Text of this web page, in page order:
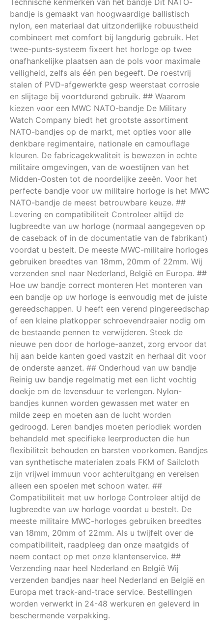
Technische kenmerken van het bandje Dit NATO-
bandje is gemaakt van hoogwaardige ballistisch
nylon, een materiaal dat uitzonderlijke robuustheid
combineert met comfort bij langdurig gebruik. Het
twee-punts-systeem fixeert het horloge op twee
onafhankelijke plaatsen aan de pols voor maximale
veiligheid, zelfs als één pen begeeft. De roestvrij
stalen of PVD-afgewerkte gesp weerstaat corrosie
en slijtage bij voortdurend gebruik. ## Waarom
kiezen voor een MWC NATO-bandje De Military
Watch Company biedt het grootste assortiment
NATO-bandjes op de markt, met opties voor alle
denkbare regimentaire, nationale en camouflage
kleuren. De fabricagekwaliteit is bewezen in echte
militaire omgevingen, van de woestijnen van het
Midden-Oosten tot de noordelijke zeeën. Voor het
perfecte bandje voor uw militaire horloge is het MWC
NATO-bandje de meest betrouwbare keuze. ##
Levering en compatibiliteit Controleer altijd de
lugbreedte van uw horloge (normaal aangegeven op
de caseback of in de documentatie van de fabrikant)
voordat u bestelt. De meeste MWC-militaire horloges
gebruiken breedtes van 18mm, 20mm of 22mm. Wij
verzenden snel naar Nederland, België en Europa. ##
Hoe uw bandje correct monteren Het monteren van
een bandje op uw horloge is eenvoudig met de juiste
gereedschappen. U heeft een verend pingereedschap
of een kleine platkopper schroevendraaier nodig om
de bestaande pennen te verwijderen. Steek de
nieuwe pen door de horloge-aanzet, zorg ervoor dat
hij aan beide kanten goed vastzit en herhaal dit voor
de onderste aanzet. ## Onderhoud van uw bandje
Reinig uw bandje regelmatig met een licht vochtig
doekje om de levensduur te verlengen. Nylon-
bandjes kunnen worden gewassen met water en
milde zeep en moeten aan de lucht worden
gedroogd. Leren bandjes moeten periodiek worden
behandeld met specifieke leerproducten die hun
flexibiliteit behouden en barsten voorkomen. Bandjes
van synthetische materialen zoals FKM of Sailcloth
zijn vrijwel immuun voor achteruitgang en vereisen
alleen een spoelen met schoon water. ##
Compatibiliteit met uw horloge Controleer altijd de
lugbreedte van uw horloge voordat u bestelt. De
meeste militaire MWC-horloges gebruiken breedtes
van 18mm, 20mm of 22mm. Als u twijfelt over de
compatibiliteit, raadpleeg dan onze maatgids of
neem contact op met onze klantenservice. ##
Verzending naar heel Nederland en België Wij
verzenden bandjes naar heel Nederland en België en
Europa met track-and-trace service. Bestellingen
worden verwerkt in 24-48 werkuren en geleverd in
beschermende verpakking.